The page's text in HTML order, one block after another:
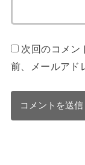
次回のコメン
前、メールアド